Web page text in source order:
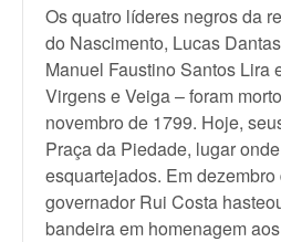
Os quatro líderes negros da
do Nascimento, Lucas
Manuel Faustino Santos Lira
Virgens e Veiga – foram
novembro de 1799. Hoje,
Praça da Piedade, lugar
esquartejados. Em dezembro
governador Rui Costa
bandeira em homenagem